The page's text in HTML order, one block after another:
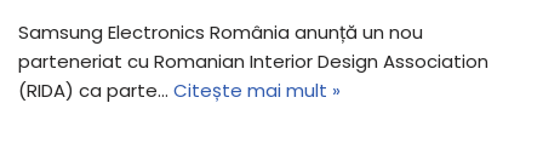
Samsung Electronics România anunță un nou
parteneriat cu Romanian Interior Design Association
(RIDA) ca parte… Citește mai mult »